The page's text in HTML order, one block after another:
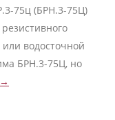
75ц (БРН.3-75Ц)
водосточной
БРН.3-75Ц, но